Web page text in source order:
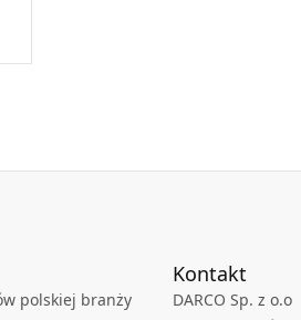
polskiej branży
Kontakt
DARCO Sp. z o.o